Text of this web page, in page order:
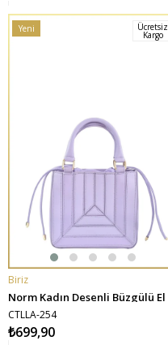
SEPETE EKLE
Yeni
Ücretsiz
Kargo
Biriz
CTLLA-254
₺699,90